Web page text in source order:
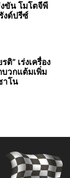
ขัน โมโตจีพี
งด์ปรีซ์
ติ” เร่งเครื่อง
บวกแต้มเพิ่ม
าโน